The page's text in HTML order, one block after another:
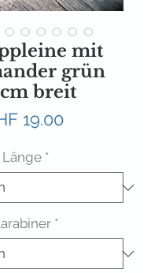
mit
grün
breit
19.00Preis
Länge *
*